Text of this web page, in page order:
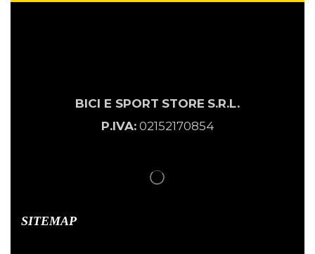
BICI E SPORT STORE S.R.L.
P.IVA:02152170854
SITEMAP